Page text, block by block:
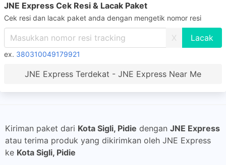
JNE Express Cek Resi & Lacak Paket
Cek resi dan lacak paket anda dengan mengetik nomor resi
X
ex. 380310049179921
JNE Express Terdekat - JNE Express Near Me
Kiriman paket dari Kota Sigli, Pidie dengan JNE Express
atau terima produk yang dikirimkan oleh JNE Express
ke Kota Sigli, Pidie